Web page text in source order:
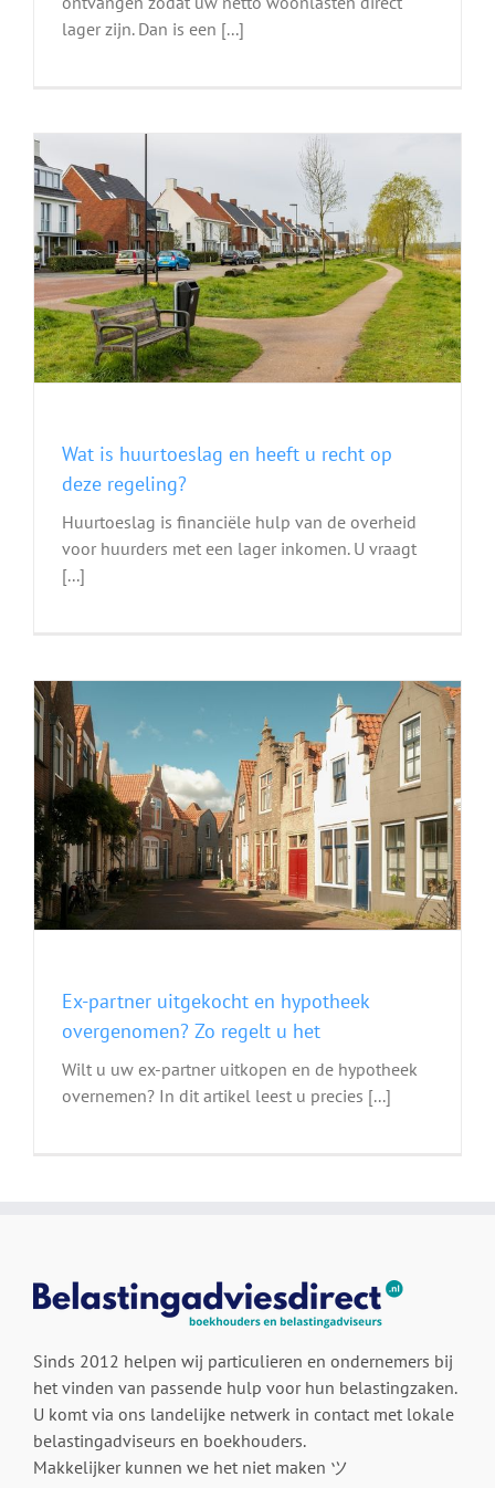
lager zijn. Dan is een [...]
Wat is huurtoeslag en heeft u recht op
deze regeling?
Huurtoeslag is financiële hulp van de overheid
voor huurders met een lager inkomen. U vraagt
[...]
Ex-partner uitgekocht en hypotheek
overgenomen? Zo regelt u het
Wilt u uw ex-partner uitkopen en de hypotheek
overnemen? In dit artikel leest u precies [...]
Sinds 2012 helpen wij particulieren en ondernemers bij
het vinden van passende hulp voor hun belastingzaken.
U komt via ons landelijke netwerk in contact met lokale
belastingadviseurs en boekhouders.
Makkelijker kunnen we het niet maken ツ